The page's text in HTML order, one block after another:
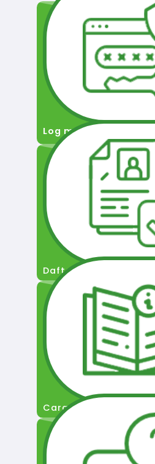
Log masuk
Daftar Pengguna
Cara Permohonan